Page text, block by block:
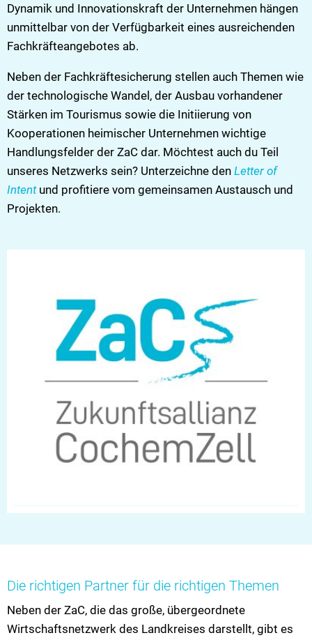
Dynamik und Innovationskraft der Unternehmen hängen
unmittelbar von der Verfügbarkeit eines ausreichenden
Fachkräfteangebotes ab.
Neben der Fachkräftesicherung stellen auch Themen wie
der technologische Wandel, der Ausbau vorhandener
Stärken im Tourismus sowie die Initiierung von
Kooperationen heimischer Unternehmen wichtige
Handlungsfelder der ZaC dar. Möchtest auch du Teil
unseres Netzwerks sein? Unterzeichne den Letter of
Intentund profitiere vom gemeinsamen Austausch und
Projekten.
Die richtigen Partner für die richtigen Themen
Neben der ZaC, die das große, übergeordnete
Wirtschaftsnetzwerk des Landkreises darstellt, gibt es